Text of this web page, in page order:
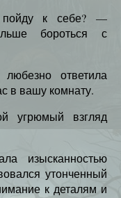
пойду к себе? —
бороться с
ответила
в вашу комнату.
угрюмый взгляд
изысканностью
утонченный
к деталям и